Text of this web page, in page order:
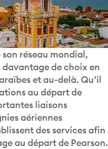
réseau mondial,
de choix en
et au-delà. Qu’il
au départ de
liaisons
aériennes
des services afin
au départ de Pearson.